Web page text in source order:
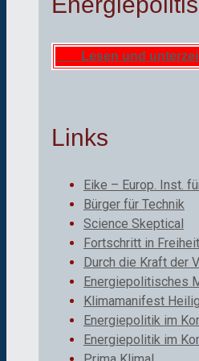
Lesen und
Links
Eike – Europ. Inst.
Bürger für Technik
Science Skeptical
Fortschritt in Freiheit
Durch die Kraft der
Energiepolitisches
Klimamanifest
Energiepolitik im
Energiepolitik im